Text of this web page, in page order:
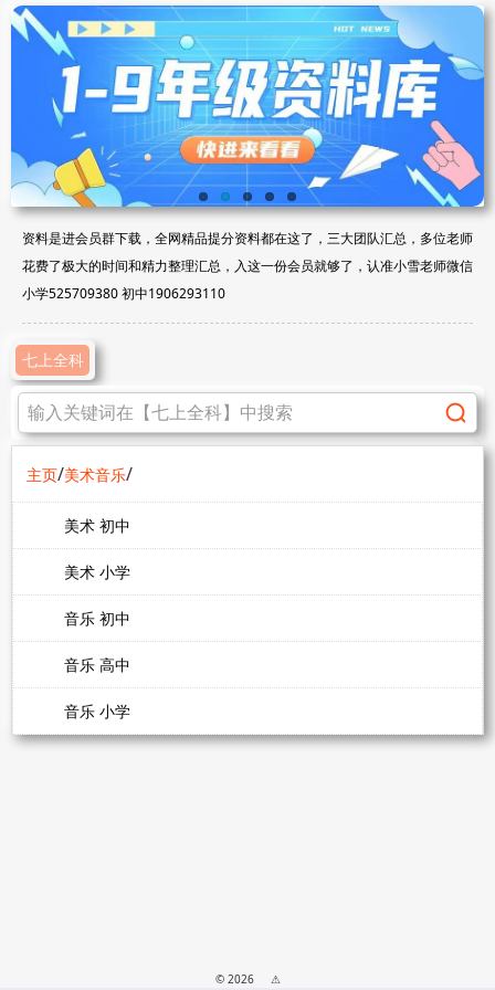
资料是进会员群下载，全网精品提分资料都在这了，三大团队汇总，多位老师
花费了极大的时间和精力整理汇总，入这一份会员就够了，认准小雪老师微信
小学525709380 初中1906293110
七上全科
主页/美术音乐/
美术 初中
美术 小学
音乐 初中
音乐 高中
音乐 小学
© 2026 ⚠